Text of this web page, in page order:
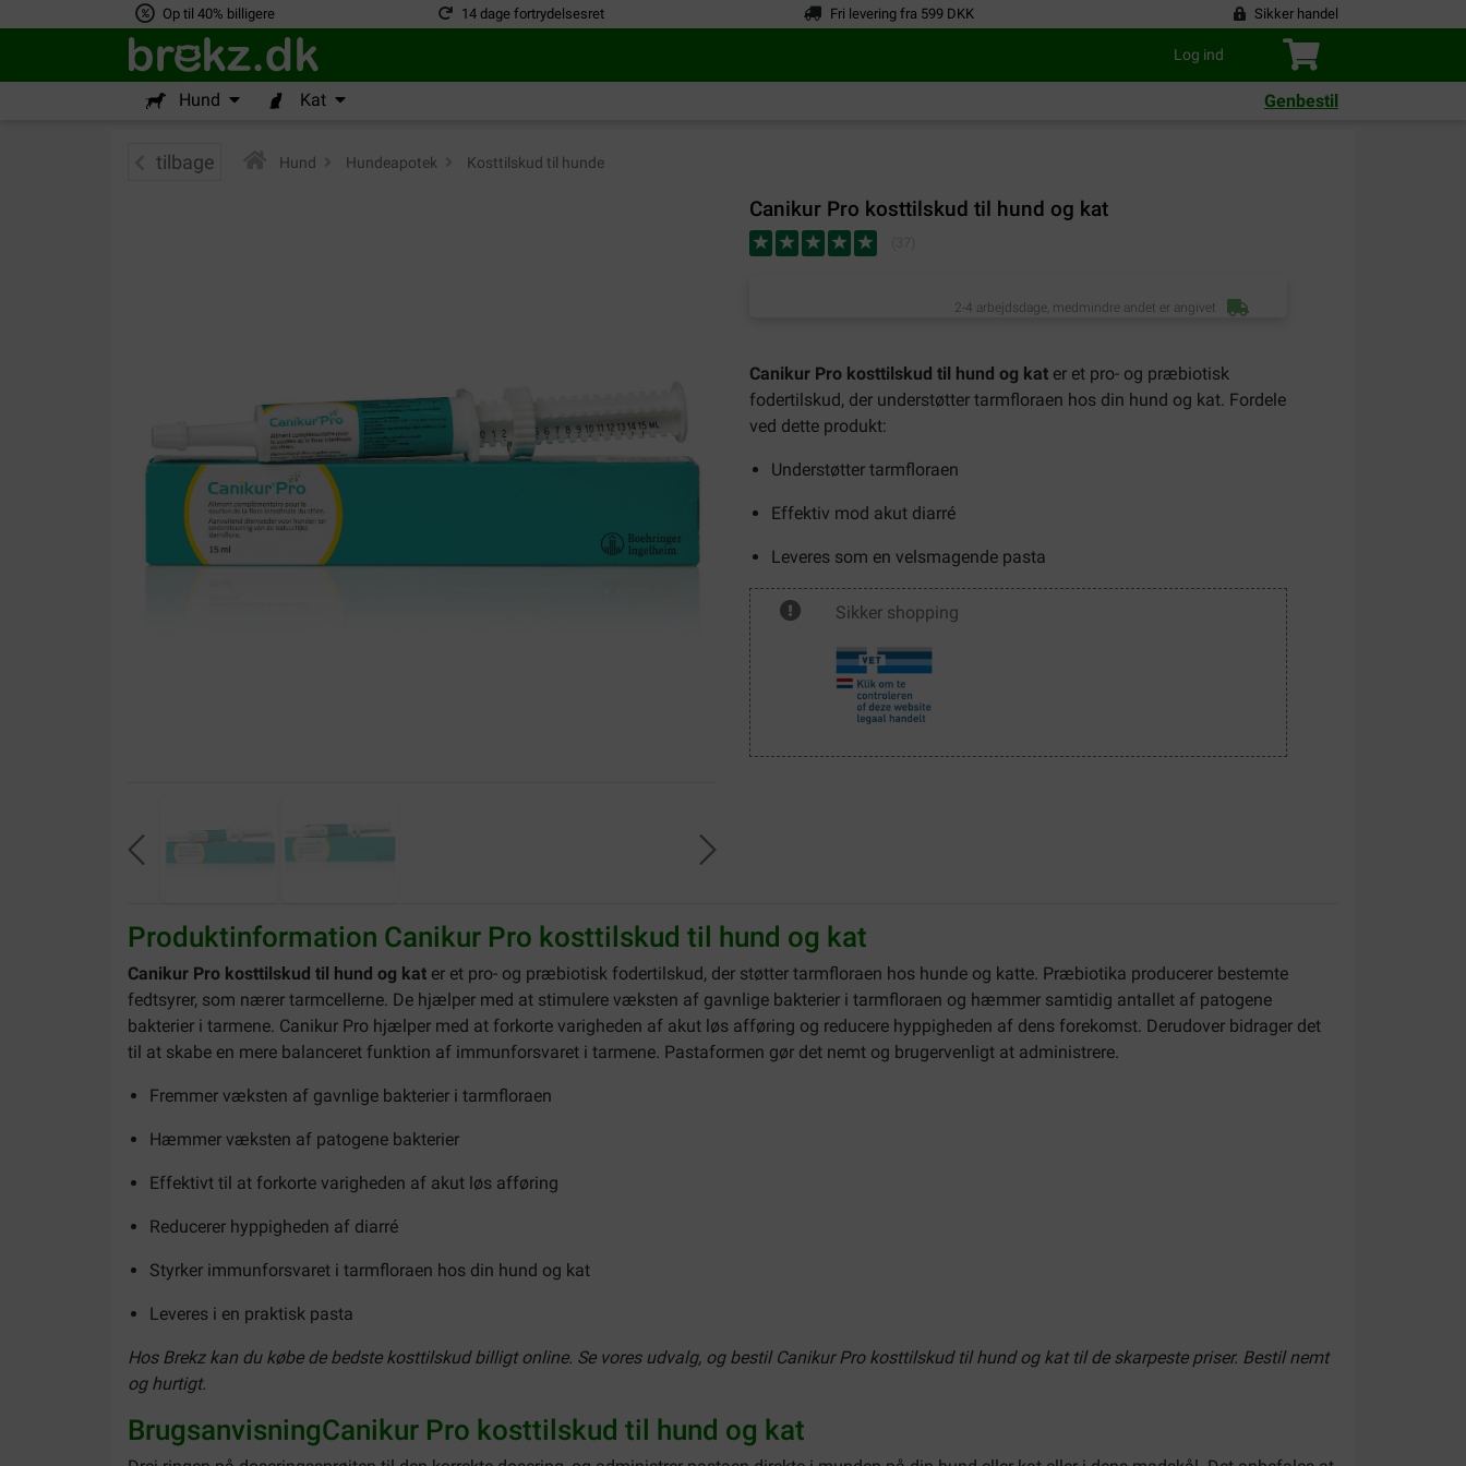
Op til 40% billigere 14 dage fortrydelsesret Fri levering fra 599 DKK Sikker handel
Log ind
Hund Kat Genbestil
tilbage Hund Hundeapotek Kosttilskud til hunde
Canikur Pro kosttilskud til hund og kat
2-4 arbejdsdage, medmindre andet er angivet
Canikur Pro kosttilskud til hund og kat er et pro- og præbiotisk
fodertilskud, der understøtter tarmfloraen hos din hund og kat. Fordele
ved dette produkt:
Understøtter tarmfloraen
Effektiv mod akut diarré
Leveres som en velsmagende pasta
Sikker shopping
Produktinformation Canikur Pro kosttilskud til hund og kat
Canikur Pro kosttilskud til hund og kat er et pro- og præbiotisk fodertilskud, der støtter tarmfloraen hos hunde og katte. Præbiotika producerer bestemte
fedtsyrer, som nærer tarmcellerne. De hjælper med at stimulere væksten af gavnlige bakterier i tarmfloraen og hæmmer samtidig antallet af patogene
bakterier i tarmene. Canikur Pro hjælper med at forkorte varigheden af akut løs afføring og reducere hyppigheden af dens forekomst. Derudover bidrager det
til at skabe en mere balanceret funktion af immunforsvaret i tarmene. Pastaformen gør det nemt og brugervenligt at administrere.
Fremmer væksten af gavnlige bakterier i tarmfloraen
Hæmmer væksten af patogene bakterier
Effektivt til at forkorte varigheden af akut løs afføring
Reducerer hyppigheden af diarré
Styrker immunforsvaret i tarmfloraen hos din hund og kat
Leveres i en praktisk pasta
Hos Brekz kan du købe de bedste kosttilskud billigt online. Se vores udvalg, og bestil Canikur Pro kosttilskud til hund og kattil de skarpeste priser. Bestil nemt
og hurtigt.
BrugsanvisningCanikur Pro kosttilskud til hund og kat